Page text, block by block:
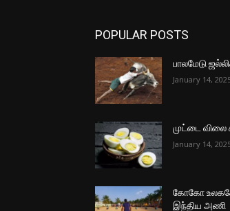
POPULAR POSTS
பாலமேடு
January 14,
முட்டை விலை
January 14,
கோகோ
இந்திய அணி